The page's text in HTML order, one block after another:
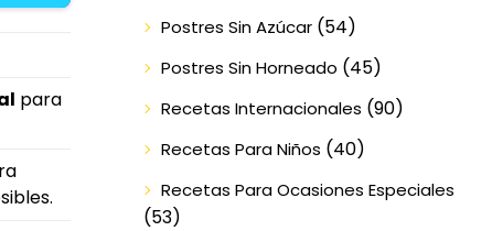
para
Postres Sin Azúcar(54)
Postres Sin Horneado (45)
Recetas Internacionales (90)
Recetas Para Niños (40)
Recetas Para Ocasiones Especiales
(53)